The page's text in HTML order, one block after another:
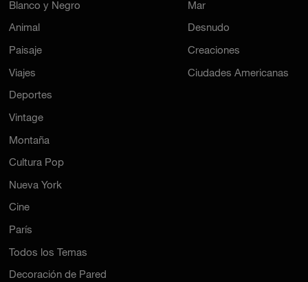
Blanco y Negro
Animal
Paisaje
Viajes
Deportes
Mar
Desnudo
Creaciones
Ciudades Americanas
Vintage
Montaña
Cultura Pop
Nueva York
Cine
París
Todos los Temas
Decoración de Pared